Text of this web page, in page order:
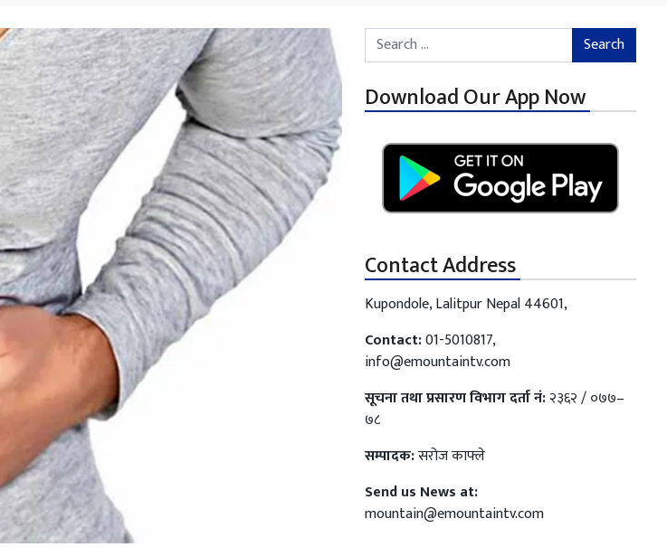
Search for:
Download Our App Now
Contact Address
Kupondole, Lalitpur Nepal 44601,
Contact:01-5010817,
info@emountaintv.com
सूचना तथा प्रसारण विभाग दर्ता नं:२३६२ / ०७७–
७८
सम्पादक:सरोज काफ्ले
Send us News at:
mountain@emountaintv.com